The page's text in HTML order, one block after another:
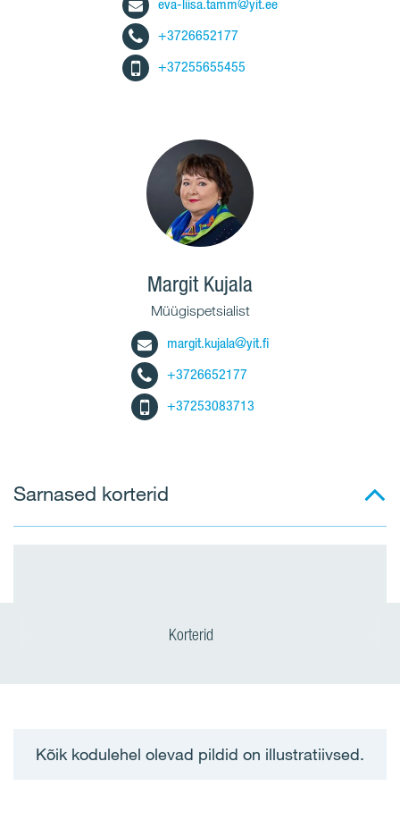
eva-liisa.tamm@yit.ee
+3726652177
+37255655455
Margit Kujala
Müügispetsialist
margit.kujala@yit.fi
+3726652177
+37253083713
Sarnased korterid
Korterid
Kõik kodulehel olevad pildid on illustratiivsed.